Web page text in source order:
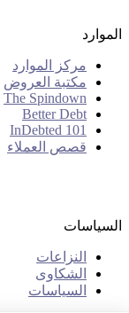
الموارد
مركز الموارد
مكتبة العروض
The Spindown
Better Debt
InDebted 101
قصص العملاء
السياسات
النزاعات
الشكاوى
السياسات